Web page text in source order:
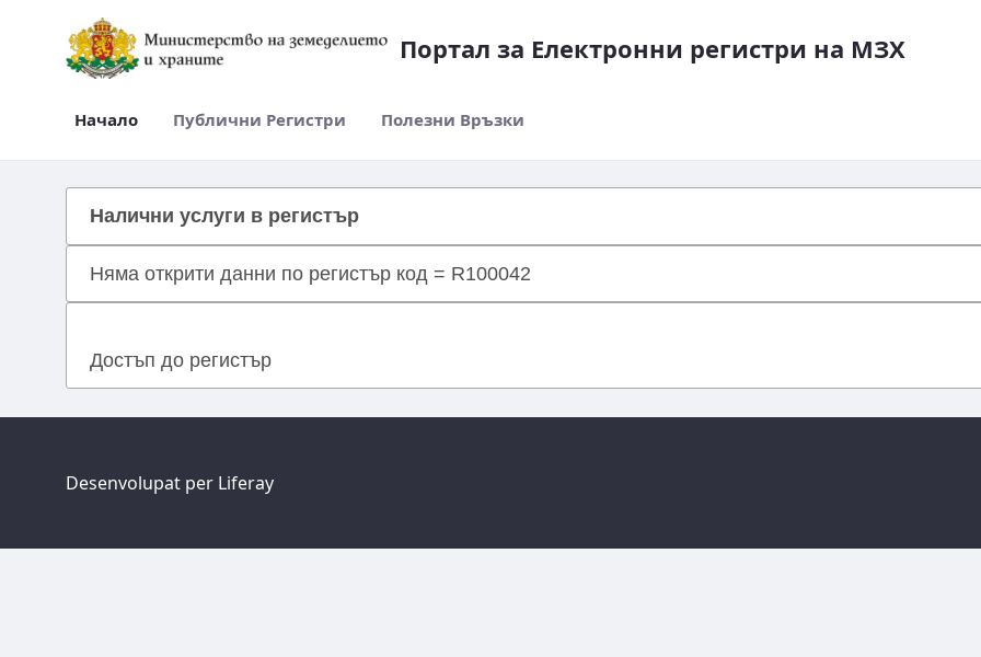
Портал за Електронни регистри на МЗX
Начало Публични Регистри Полезни Връзки
registerservices
Налични услуги в регистър
Няма открити данни по регистър код = R100042
Достъп до регистър
Desenvolupat per Liferay